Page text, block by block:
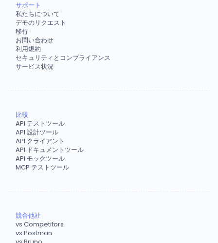
サポート
私たちについて
デモのリクエスト
移行
お問い合わせ
利用規約
セキュリティとコンプライアンス
サービス状況
比較
API テストツール
API 設計ツール
API クライアント
API ドキュメントツール
API モックツール
MCP テストツール
競合他社
vs Competitors
vs Postman